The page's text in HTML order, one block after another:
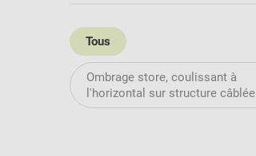
Tous
Ombrage store, coulissant à
l'horizontal sur structure câblée